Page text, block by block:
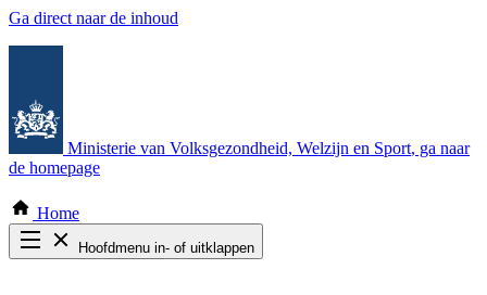
Ga direct naar de inhoud
Ministerie van Volksgezondheid, Welzijn en Sport, ga naar
de homepage
Home
Hoofdmenu in- of uitklappen